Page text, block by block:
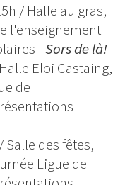
/ Halle au gras,
l'enseignement
-Sors de là!
Eloi Castaing,
de
Salle des fêtes,
Ligue de